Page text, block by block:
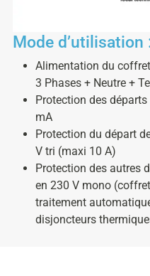
Mode d’utilisation
Alimentation du
3 Phases + Neutre +
Protection des
mA
Protection du départ
V tri (maxi 10 A)
Protection des autres
en 230 V mono
traitement
disjoncteurs